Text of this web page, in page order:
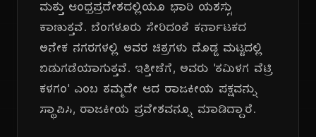
ಮತ್ತು ಆಂಧ್ರಪ್ರದೇಶದಲ್ಲಿಯೂ ಭಾರಿ ಯಶಸ್ಸು
ಕಾಣುತ್ತವೆ. ಬೆಂಗಳೂರು ಸೇರಿದಂತೆ ಕರ್ನಾಟಕದ
ಅನೇಕ ನಗರಗಳಲ್ಲಿ ಅವರ ಚಿತ್ರಗಳು ದೊಡ್ಡ ಮಟ್ಟದಲ್ಲಿ
ಬಿಡುಗಡೆಯಾಗುತ್ತವೆ. ಇತ್ತೀಚೆಗೆ, ಅವರು 'ತಮಿಳಗ ವೆಟ್ರಿ
ಕಳಗಂ' ಎಂಬ ತಮ್ಮದೇ ಆದ ರಾಜಕೀಯ ಪಕ್ಷವನ್ನು
ಸ್ಥಾಪಿಸಿ, ರಾಜಕೀಯ ಪ್ರವೇಶವನ್ನೂ ಮಾಡಿದ್ದಾರೆ.